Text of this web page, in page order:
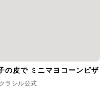
の皮で ミニマヨコーンピザ
クラシル公式